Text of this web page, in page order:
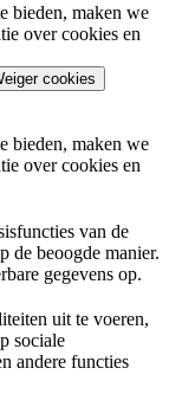
bieden, maken we
over cookies en
cookies
bieden, maken we
over cookies en
van de
de beoogde manier.
gegevens op.
uit te voeren,
sociale
andere functies